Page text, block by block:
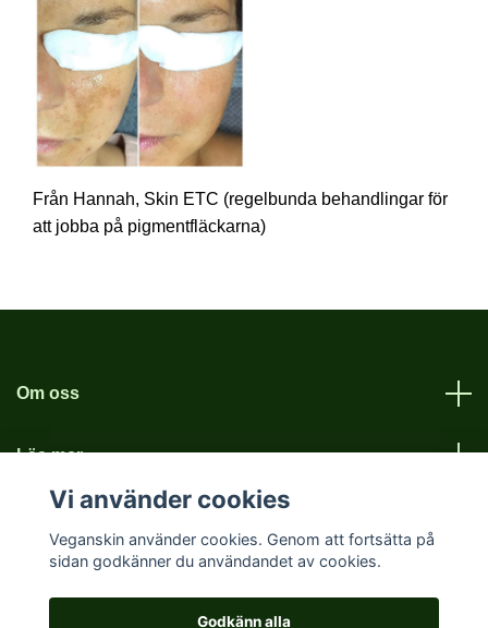
Från Hannah, Skin ETC (regelbunda behandlingar för
att jobba på pigmentfläckarna)
Om oss
Läs mer
Vi använder cookies
Veganskin använder cookies. Genom att fortsätta på
sidan godkänner du användandet av cookies.
Godkänn alla